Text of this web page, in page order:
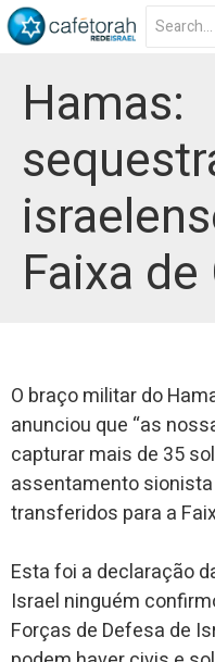
Hamas:
Faixa de
O braço militar do
anunciou que “as
capturar mais de 35
assentamento
transferidos para a
Esta foi a declaração
Israel ninguém
Forças de Defesa de